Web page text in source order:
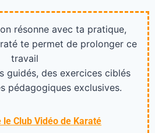
résonne avec ta pratique,
te permet de prolonger ce
travail
guidés, des exercices ciblés
pédagogiques exclusives.
le Club Vidéo de Karaté